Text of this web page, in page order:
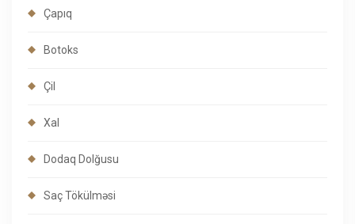
Çapıq
Botoks
Çil
Xal
Dodaq Dolğusu
Saç Tökülməsi